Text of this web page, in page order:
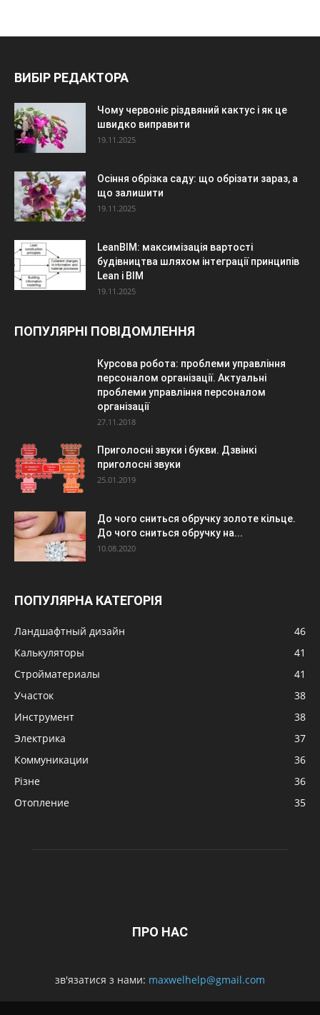
ВИБІР РЕДАКТОРА
Чому червоніє різдвяний кактус і як це
швидко виправити
19.11.2025
Осіння обрізка саду: що обрізати зараз, а
що залишити
19.11.2025
LeanBIM: максимізація вартості
будівництва шляхом інтеграції принципів
Lean і BIM
19.11.2025
ПОПУЛЯРНІ ПОВІДОМЛЕННЯ
Курсова робота: проблеми управління
персоналом організації. Актуальні
проблеми управління персоналом
організації
27.11.2018
Приголосні звуки і букви. Дзвінкі
приголосні звуки
25.01.2019
До чого сниться обручку золоте кільце.
До чого сниться обручку на...
10.08.2020
ПОПУЛЯРНА КАТЕГОРІЯ
Ландшафтный дизайн
46
Калькуляторы
41
Стройматериалы
41
Участок
38
Инструмент
38
Электрика
37
Коммуникации
36
Різне
36
Отопление
35
ПРО НАС
зв'язатися з нами: maxwelhelp@gmail.com